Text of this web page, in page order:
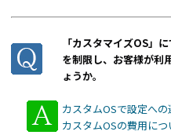
「カスタマイズOS」
を制限し、お客様が利
ょうか。
カスタムOSで設定への
カスタムOSの費用に